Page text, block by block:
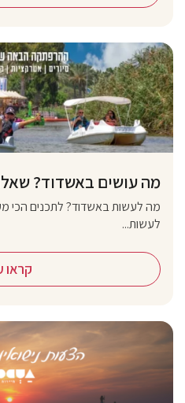
מה עושים באשדוד?
מה לעשות באשדוד? לתכנים הכי
לעשות...
קראו